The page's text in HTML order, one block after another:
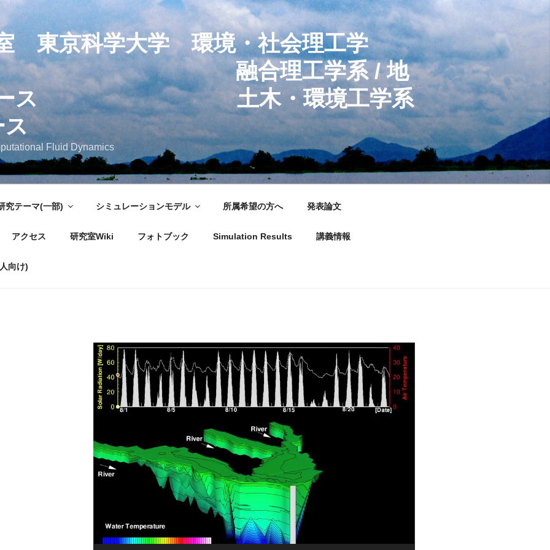
東京科学大学 環境・社会理工学
理工学系 / 地
コース 土木・環境工学系
ス
Fluid Dynamics
究テーマ(一部) シミュレーションモデル 所属希望の方へ 発表論文
アクセス 研究室Wiki フォトブック Simulation Results 講義情報
向け)
動
画
プ
レ
ー